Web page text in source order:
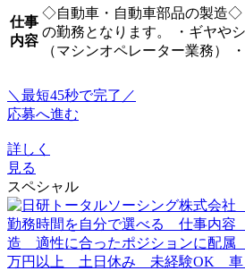
仕事
内容
◇自動車・自動車部品の製造◇
の勤務となります。 ・ギヤや
（マシンオペレーター業務）
＼最短45秒で完了／
応募へ進む
詳しく
見る
スペシャル